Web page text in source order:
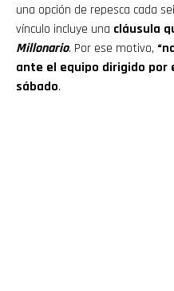
una opción de repesca cada
vínculo incluye una cláusula
Millonario. Por ese motivo,
ante el equipo dirigido por
sábado.